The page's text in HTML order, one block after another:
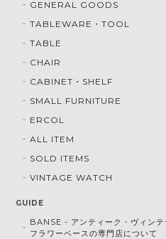
GENERAL GOODS
TABLEWARE・TOOL
TABLE
CHAIR
CABINET・SHELF
SMALL FURNITURE
ERCOL
ALL ITEM
SOLD ITEMS
VINTAGE WATCH
GUIDE
BANSE - アンティーク・ヴィンテ
フラワーベースの専門店について